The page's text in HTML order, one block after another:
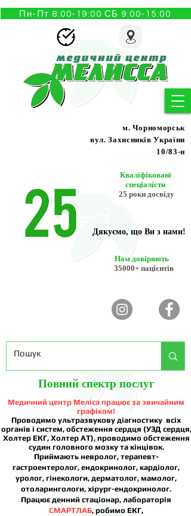
Пн-Пт 8:00-19:00 СБ 9:00-15:00
м. Чорноморськ
вул. Захисників України
10/83-н
Кваліфіковані
спеціалісти
25 роки досвіду
Нам довіряють
35000+ пацієнтів
Повний спектр послуг
Дякуємо, що Ви з нами!
Медичний центр Меліса працює за звичайним
графіком!
Проводимо ультразвукову діагностику всіх
органів і систем, обстеження сердця (УЗД сердця,
Холтер ЕКГ, Холтер АТ), проводимо обстеження
судин головного мозку та кінцівок.
Приймають невролог, терапевт-
гастроентеролог, ендокринолог, кардіолог,
уролог, гінекологи, дерматолог, мамолог,
отоларингологи, хірург-ендокринолог.
Працює денний стаціонар, лабораторія
СМАРТЛАБ, робимо ЕКГ,